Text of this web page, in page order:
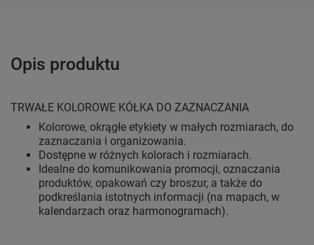
Opis produktu
TRWAŁE KOLOROWE KÓŁKA DO ZAZNACZANIA
Kolorowe, okrągłe etykiety w małych rozmiarach, do
zaznaczania i organizowania.
Dostępne w różnych kolorach i rozmiarach.
Idealne do komunikowania promocji, oznaczania
produktów, opakowań czy broszur, a także do
podkreślania istotnych informacji (na mapach, w
kalendarzach oraz harmonogramach).